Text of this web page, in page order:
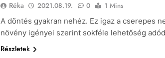
Réka 2021.08.19. 0
1 Mins
A döntés gyakran nehéz. Ez igaz a cserepes
növény igényei szerint sokféle lehetőség
Részletek